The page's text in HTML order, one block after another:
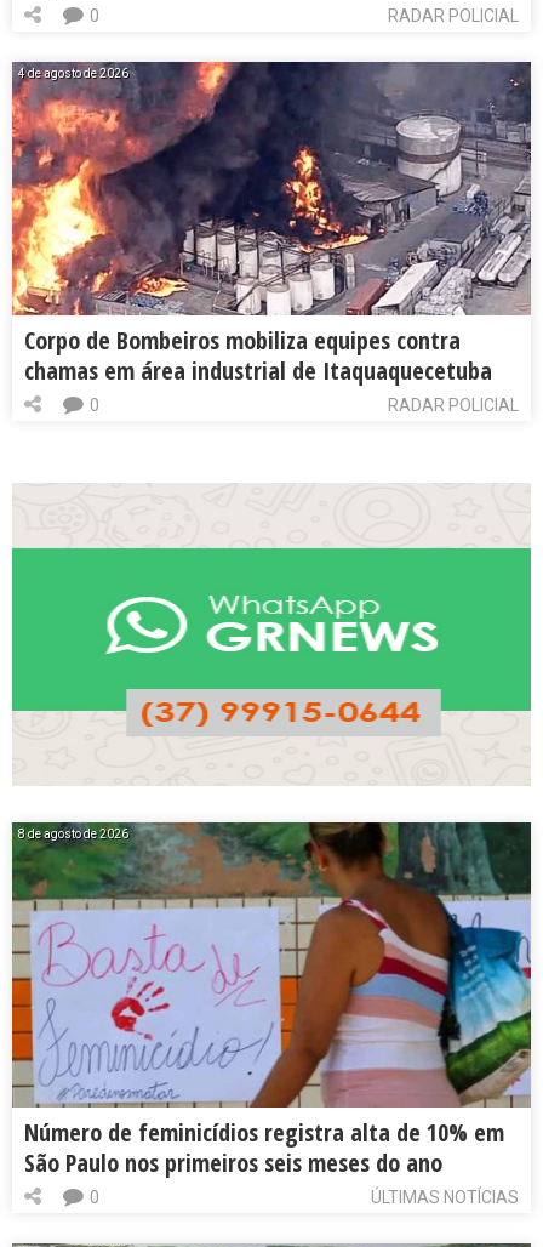
RADAR POLICIAL
0
4 de agosto de 2026
Corpo de Bombeiros mobiliza equipes contra
chamas em área industrial de Itaquaquecetuba
RADAR POLICIAL
0
8 de agosto de 2026
Número de feminicídios registra alta de 10% em
São Paulo nos primeiros seis meses do ano
ÚLTIMAS NOTÍCIAS
0